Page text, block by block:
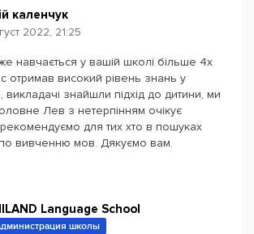
каленчук
2022, 21:25
навчається у вашій школі більше 4х
отримав високий рівень знань у
викладачі знайшли підхід до дитини, ми
Лев з нетерпінням очікує
для тих хто в пошуках
вивченню мов. Дякуємо вам.
Language School
школы